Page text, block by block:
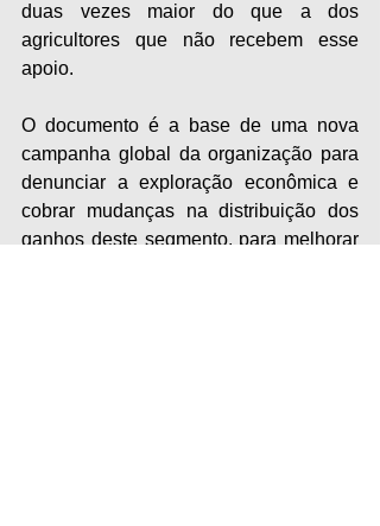
duas vezes maior do que a dos
agricultores que não recebem esse
apoio.
O documento é a base de uma nova
campanha global da organização para
denunciar a exploração econômica e
cobrar mudanças na distribuição dos
ganhos deste segmento, para melhorar